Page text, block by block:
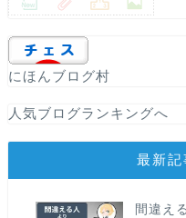
にほんブログ村
人気ブログランキングへ
最新記
間違え